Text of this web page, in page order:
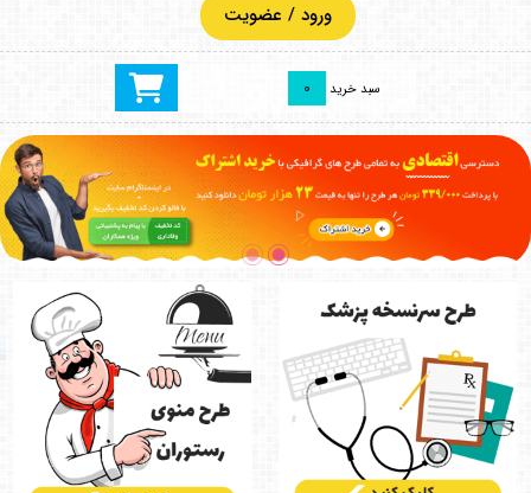
ورود / عضویت
سبد خرید 0